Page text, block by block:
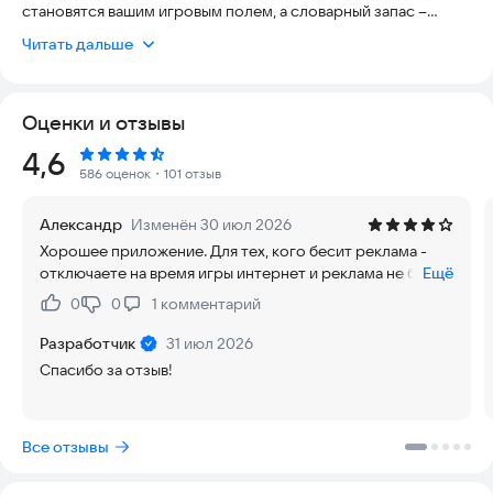
становятся вашим игровым полем, а словарный запас –
настоящий фитнес для вашего мозга, море удовольствия и
Суть Игры:
Вам дается одно стартовое слово (например, "КОМАНДИР").
Ваша задача – составить из букв этого слова как можно
слово, новая головоломка, новые возможности блеснуть
знаниями! Буквы можно использовать только те, что есть в
исходном слове, и только то количество раз, сколько они в
нем встречаются. Составлять нужно только нарицательные
существительные в единственном числе.
Интуитивно понятный интерфейс.
Подсказки.
Читать дальше
Оценки и отзывы
Рейтинг:
4,6 586 оценок ・101 отзыв
Александр Изменён 30 июл 2026
Хорошее приложение. Для тех, кого бесит реклама -
отключаете на время игры интернет и реклама не будет
появляться. Но есть другой "косячок" - иногда бывает
так, что набираешь слово, игра выделяет красным, что
такого слова нет, а потом оказывается, что есть. Редко,
но бывает такое. За это минус балл, а в остальном
Ещё
Нравится:
0Не нравится:
0 1 комментарий
Разработчик
31 июл 2026
Спасибо за отзыв!
Все отзывы